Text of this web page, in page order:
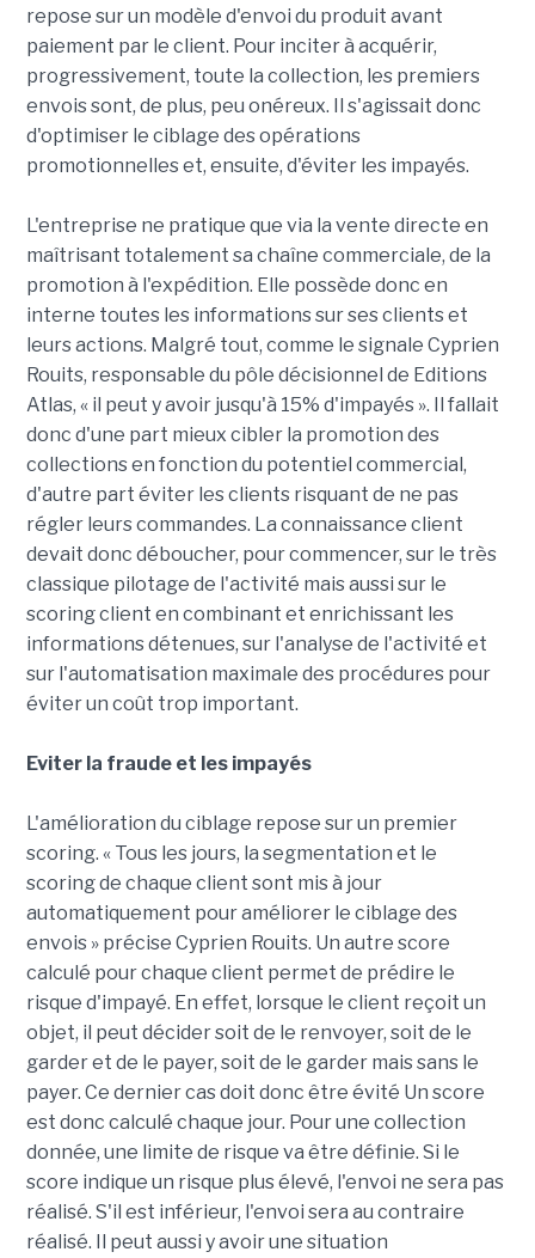
repose sur un modèle d'envoi du produit avant
paiement par le client. Pour inciter à acquérir,
progressivement, toute la collection, les premiers
envois sont, de plus, peu onéreux. Il s'agissait donc
d'optimiser le ciblage des opérations
promotionnelles et, ensuite, d'éviter les impayés.
L'entreprise ne pratique que via la vente directe en
maîtrisant totalement sa chaîne commerciale, de la
promotion à l'expédition. Elle possède donc en
interne toutes les informations sur ses clients et
leurs actions. Malgré tout, comme le signale Cyprien
Rouits, responsable du pôle décisionnel de Editions
Atlas, « il peut y avoir jusqu'à 15% d'impayés ». Il fallait
donc d'une part mieux cibler la promotion des
collections en fonction du potentiel commercial,
d'autre part éviter les clients risquant de ne pas
régler leurs commandes. La connaissance client
devait donc déboucher, pour commencer, sur le très
classique pilotage de l'activité mais aussi sur le
scoring client en combinant et enrichissant les
informations détenues, sur l'analyse de l'activité et
sur l'automatisation maximale des procédures pour
éviter un coût trop important.
Eviter la fraude et les impayés
L'amélioration du ciblage repose sur un premier
scoring. « Tous les jours, la segmentation et le
scoring de chaque client sont mis à jour
automatiquement pour améliorer le ciblage des
envois » précise Cyprien Rouits. Un autre score
calculé pour chaque client permet de prédire le
risque d'impayé. En effet, lorsque le client reçoit un
objet, il peut décider soit de le renvoyer, soit de le
garder et de le payer, soit de le garder mais sans le
payer. Ce dernier cas doit donc être évité Un score
est donc calculé chaque jour. Pour une collection
donnée, une limite de risque va être définie. Si le
score indique un risque plus élevé, l'envoi ne sera pas
réalisé. S'il est inférieur, l'envoi sera au contraire
réalisé. Il peut aussi y avoir une situation